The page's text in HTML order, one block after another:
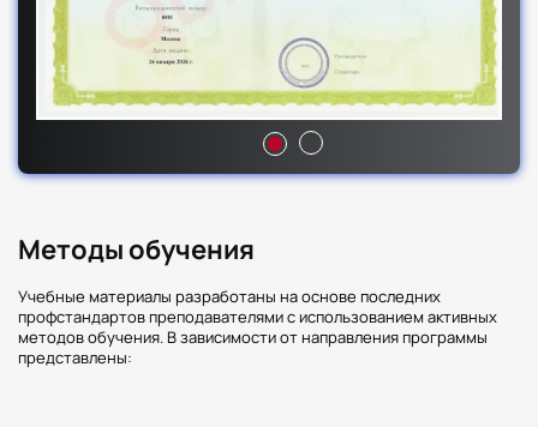
Методы обучения
Учебные материалы разработаны на основе последних
профстандартов преподавателями с использованием активных
методов обучения. В зависимости от направления программы
представлены: